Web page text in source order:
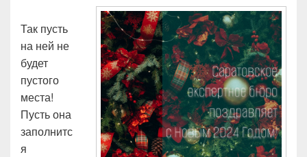
Так пусть
на ней не
будет
пустого
места!
Пусть она
заполнитс
я